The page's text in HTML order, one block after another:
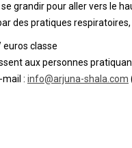
grandir pour aller vers le
des pratiques
euros classe
aux personnes
mail : info@arjuna-shala.com